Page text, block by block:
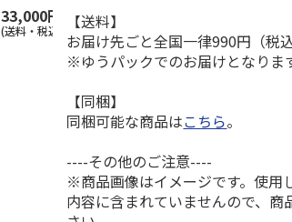
33,000円
(送料・税込)
【送料】
お届け先ごと全国一律990円（税込
※ゆうパックでのお届けとなりま
【同梱】
同梱可能な商品はこちら。
----その他のご注意----
※商品画像はイメージです。使用
内容に含まれていませんので、